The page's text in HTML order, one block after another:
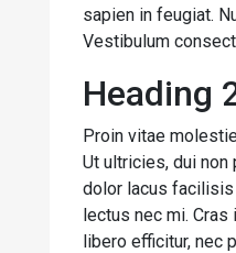
sapien in feugiat.
Vestibulum
Heading
Proin vitae
Ut ultricies, dui
dolor lacus
lectus nec mi. Cras
libero efficitur, nec